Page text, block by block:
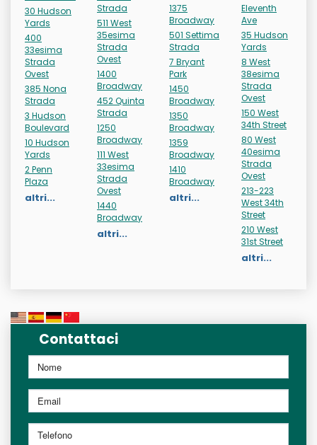
30 Hudson
Yards
400
33esima
Strada
Ovest
385 Nona
Strada
3 Hudson
Boulevard
10 Hudson
Yards
2 Penn
Plaza
altri...
Strada
511 West
35esima
Strada
Ovest
1400
Broadway
452 Quinta
Strada
1250
Broadway
111 West
33esima
Strada
Ovest
1440
Broadway
altri...
1375
Broadway
501 Settima
Strada
7 Bryant
Park
1450
Broadway
1350
Broadway
1359
Broadway
1410
Broadway
altri...
Eleventh
Ave
35 Hudson
Yards
8 West
38esima
Strada
Ovest
150 West
34th Street
80 West
40esima
Strada
Ovest
213-223
West 34th
Street
210 West
31st Street
altri...
Contattaci